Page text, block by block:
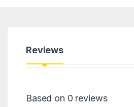
Reviews
Based on 0 reviews